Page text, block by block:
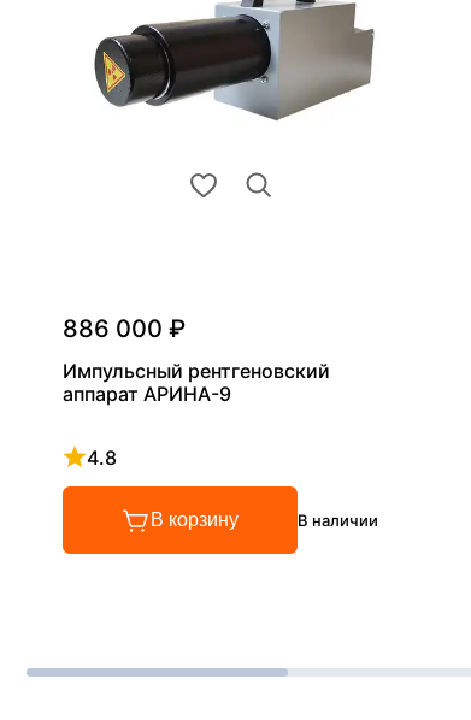
886 000 ₽
Импульсный рентгеновский
аппарат АРИНА-9
4.8
Рейтинг 4.8 из 5
В корзину В наличии